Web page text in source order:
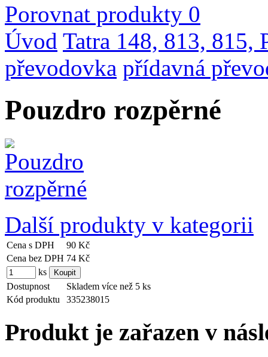
Porovnat produkty 0
Úvod Tatra 148, 813, 815,
převodovka přídavná
Pouzdro rozpěrné
Další produkty v kategorii
Cena s DPH
90 Kč
Cena bez DPH 74 Kč
ks
Dostupnost
Skladem více než 5 ks
Kód produktu
335238015
Produkt je zařazen v